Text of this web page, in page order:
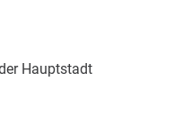
Hauptstadt